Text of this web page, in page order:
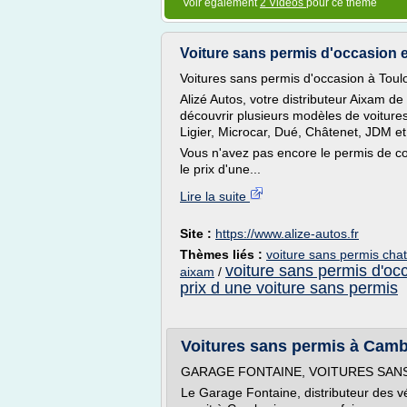
Voir également2 Vidéos pour ce thème
Voiture sans permis d'occasion
Voitures sans permis d'occasion à
Alizé Autos, votre distributeur Aixam
découvrir plusieurs modèles de
Ligier, Microcar, Dué, Châtenet, JDM
Vous n'avez pas encore le permis de
le prix d'une...
Lire la suite
Site : https://www.alize-autos.fr
Thèmes liés : voiture sans permis
aixam / voiture sans permis
prix d une voiture sans permis
Voitures sans permis à
GARAGE FONTAINE, VOITURES
Le Garage Fontaine, distributeur des